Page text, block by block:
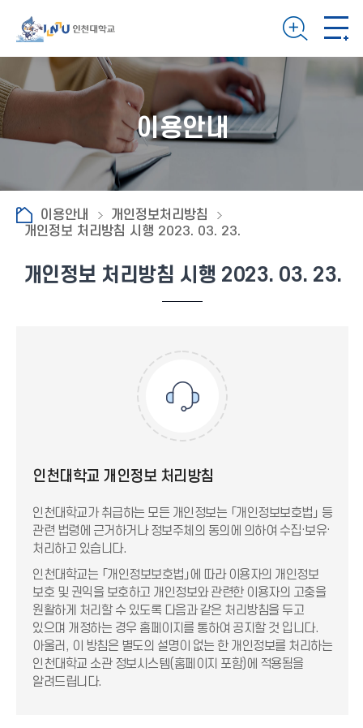
이용안내
이용안내
개인정보처리방침
개인정보 처리방침 시행 2023. 03. 23.
개인정보 처리방침 시행 2023. 03. 23.
인천대학교 개인정보 처리방침
인천대학교가 취급하는 모든 개인정보는 「개인정보보호법」 등
관련 법령에 근거하거나 정보주체의 동의에 의하여 수집·보유·
처리하고 있습니다.
인천대학교는 「개인정보보호법」에 따라 이용자의 개인정보
보호 및 권익을 보호하고 개인정보와 관련한 이용자의 고충을
원활하게 처리할 수 있도록 다음과 같은 처리방침을 두고
있으며 개정하는 경우 홈페이지를 통하여 공지할 것 입니다.
아울러, 이 방침은 별도의 설명이 없는 한 개인정보를 처리하는
인천대학교 소관 정보시스템(홈페이지 포함)에 적용됨을
알려드립니다.